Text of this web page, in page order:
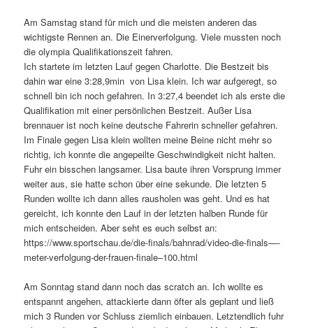
Am Samstag stand für mich und die meisten anderen das
wichtigste Rennen an. Die Einerverfolgung. Viele mussten noch
die olympia Qualifikationszeit fahren.
Ich startete im letzten Lauf gegen Charlotte. Die Bestzeit bis
dahin war eine 3:28,9min von Lisa klein. Ich war aufgeregt, so
schnell bin ich noch gefahren. In 3:27,4 beendet ich als erste die
Qualifikation mit einer persönlichen Bestzeit. Außer Lisa
brennauer ist noch keine deutsche Fahrerin schneller gefahren.
Im Finale gegen Lisa klein wollten meine Beine nicht mehr so
richtig, ich konnte die angepeilte Geschwindigkeit nicht halten.
Fuhr ein bisschen langsamer. Lisa baute ihren Vorsprung immer
weiter aus, sie hatte schon über eine sekunde. Die letzten 5
Runden wollte ich dann alles rausholen was geht. Und es hat
gereicht, ich konnte den Lauf in der letzten halben Runde für
mich entscheiden. Aber seht es euch selbst an:
https://www.sportschau.de/die-finals/bahnrad/video-die-finals—-
meter-verfolgung-der-frauen-finale–100.html
Am Sonntag stand dann noch das scratch an. Ich wollte es
entspannt angehen, attackierte dann öfter als geplant und ließ
mich 3 Runden vor Schluss ziemlich einbauen. Letztendlich fuhr